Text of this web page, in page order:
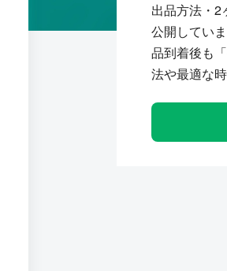
出品方法・2
公開してい
品到着後も
法や最適な